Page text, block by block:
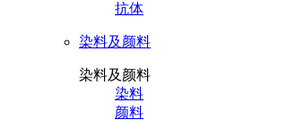
抗体
染料及颜料
染料及颜料
染料
颜料